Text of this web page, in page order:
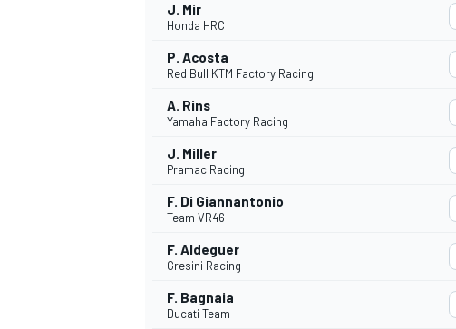
MONOPOSTO
J. Mir
Honda HRC
P. Acosta
Red Bull KTM Factory Racing
A. Rins
Yamaha Factory Racing
J. Miller
Pramac Racing
F. Di Giannantonio
Team VR46
F. Aldeguer
Gresini Racing
F. Bagnaia
Ducati Team